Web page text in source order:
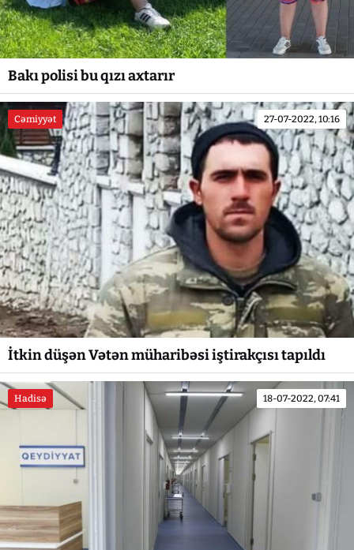
Bakı polisi bu qızı axtarır
Cəmiyyət 27-07-2022, 10:16
İtkin düşən Vətən müharibəsi iştirakçısı tapıldı
Hadisə 18-07-2022, 07:41